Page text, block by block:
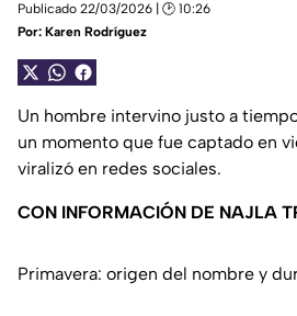
Publicado 22/03/2026 | 🕑 10:26
Por: Karen Rodríguez
Un hombre intervino justo a
un momento que fue captado en
viralizó en redes sociales.
CON INFORMACIÓN DE NAJLA
Primavera: origen del nombre y